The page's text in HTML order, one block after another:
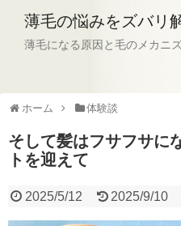
薄毛の悩みをズバリ
薄毛になる原因と毛のメカニ
ホーム 体験談
そして髪はフサフサに
トを迎えて
2025/5/12 2025/9/10